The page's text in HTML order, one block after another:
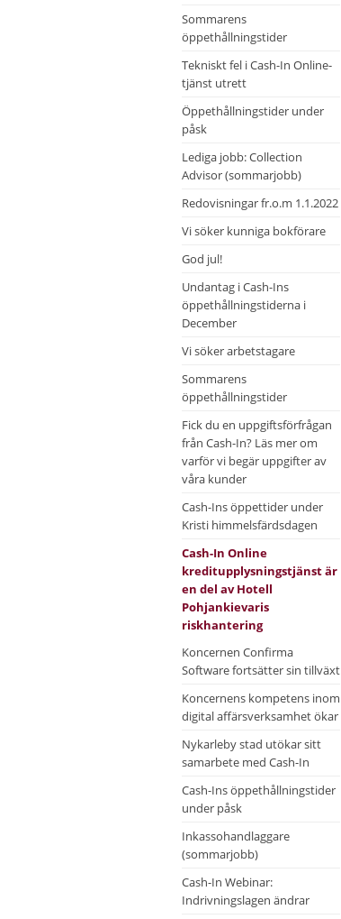
Sommarens
öppethållningstider
Tekniskt fel i Cash-In Online-
tjänst utrett
Öppethållningstider under
påsk
Lediga jobb: Collection
Advisor (sommarjobb)
Redovisningar fr.o.m 1.1.2022
Vi söker kunniga bokförare
God jul!
Undantag i Cash-Ins
öppethållningstiderna i
December
Vi söker arbetstagare
Sommarens
öppethållningstider
Fick du en uppgiftsförfrågan
från Cash-In? Läs mer om
varför vi begär uppgifter av
våra kunder
Cash-Ins öppettider under
Kristi himmelsfärdsdagen
Cash-In Online
kreditupplysningstjänst är
en del av Hotell
Pohjankievaris
riskhantering
Koncernen Confirma
Software fortsätter sin tillväxt
Koncernens kompetens inom
digital affärsverksamhet ökar
Nykarleby stad utökar sitt
samarbete med Cash-In
Cash-Ins öppethållningstider
under påsk
Inkassohandlaggare
(sommarjobb)
Cash-In Webinar:
Indrivningslagen ändrar